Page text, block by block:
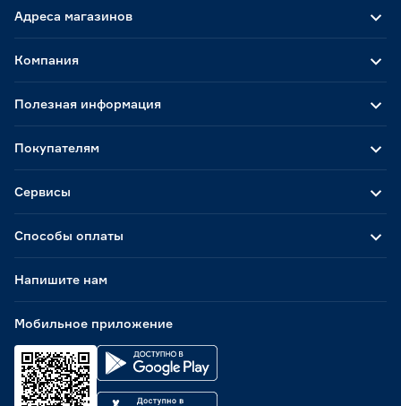
Адреса магазинов
Способы оплаты
Мобильное приложение
Компания
Полезная информация
Покупателям
Сервисы
Напишите нам